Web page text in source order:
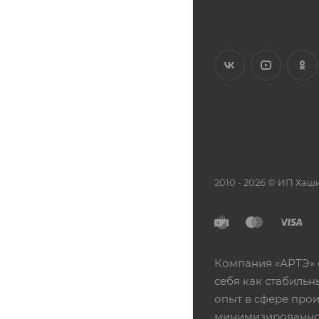
2010 - 2026 © ИП
Компания «АРТЭ»
себя как
опыт в сфере